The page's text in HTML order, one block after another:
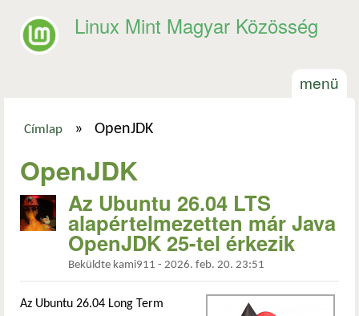
Linux Mint Magyar Közösség
menü
Címlap » OpenJDK
OpenJDK
Az Ubuntu 26.04 LTS
alapértelmezetten már Java
OpenJDK 25-tel érkezik
Beküldte kami911 - 2026. feb. 20. 23:51
Az Ubuntu 26.04 Long Term